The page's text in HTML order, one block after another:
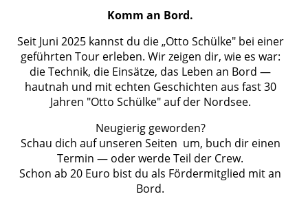
Komm an Bord.
Seit Juni 2025 kannst du die „Otto Schülke" bei einer
geführten Tour erleben. Wir zeigen dir, wie es war:
die Technik, die Einsätze, das Leben an Bord —
hautnah und mit echten Geschichten aus fast 30
Jahren "Otto Schülke" auf der Nordsee.
Neugierig geworden?
Schau dich auf unseren Seiten um, buch dir einen
Termin — oder werde Teil der Crew.
Schon ab 20 Euro bist du als Fördermitglied mit an
Bord.